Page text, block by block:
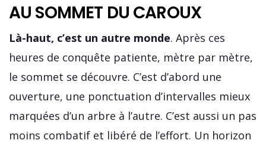
AU SOMMET DU CAROUX
Là-haut, c’est un autre monde. Après ces
heures de conquête patiente, mètre par mètre,
le sommet se découvre. C’est d’abord une
ouverture, une ponctuation d’intervalles mieux
marquées d’un arbre à l’autre. C’est aussi un pas
moins combatif et libéré de l’effort. Un horizon